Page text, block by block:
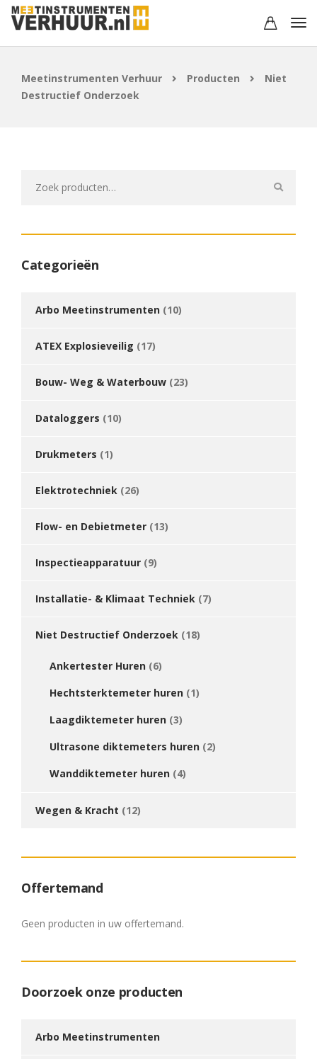
Meetinstrumenten Verhuur Producten
Niet
Destructief Onderzoek
naar:
Categorieën
Arbo Meetinstrumenten (10)
ATEX Explosieveilig (17)
Bouw- Weg & Waterbouw (23)
Dataloggers (10)
Drukmeters (1)
Elektrotechniek (26)
Flow- en Debietmeter (13)
Inspectieapparatuur (9)
Installatie- & Klimaat Techniek (7)
Niet Destructief Onderzoek (18)
Ankertester Huren (6)
Hechtsterktemeter huren (1)
Laagdiktemeter huren (3)
Ultrasone diktemeters huren (2)
Wanddiktemeter huren (4)
Wegen & Kracht (12)
Offertemand
Geen producten in uw offertemand.
Doorzoek onze producten
Arbo Meetinstrumenten